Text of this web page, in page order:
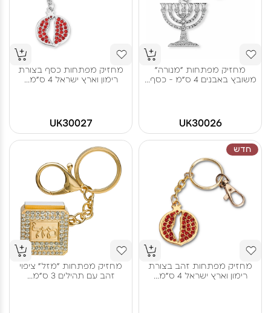
מחזיק מפתחות "מנורה"
משובץ באבנים 4 ס"מ - כסף...
UK30026
מחזיק מפתחות כסף בצורת
רימון וארץ ישראל 4 ס"מ...
UK30027
חדש
מחזיק מפתחות זהב בצורת
רימון וארץ ישראל 4 ס"מ...
מחזיק מפתחות "מזל" ציפוי
זהב עם תהילים 3 ס"מ...